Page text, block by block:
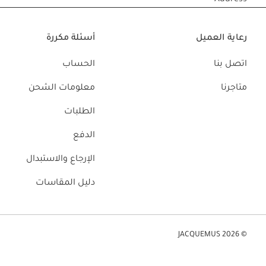
حقائب صغيرة
حقائب الكتف
سلال وحقائب حمل
رعاية العميل
اتصل بنا
متاجرنا
أسئلة مكررة
الحساب
معلومات الشحن
الطلبات
الدفع
الإرجاع والاستبدال
دليل المقاسات
© JACQUEMUS 2026